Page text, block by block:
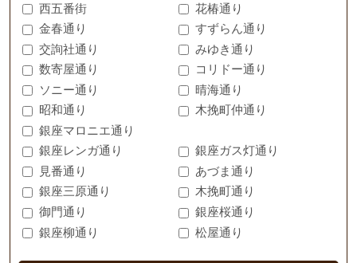
西五番街
花椿通り
金春通り
すずらん通り
交詢社通り
みゆき通り
数寄屋通り
コリドー通り
ソニー通り
晴海通り
昭和通り
木挽町仲通り
銀座マロニエ通り
銀座レンガ通り
銀座ガス灯通り
見番通り
あづま通り
銀座三原通り
木挽町通り
御門通り
銀座桜通り
銀座柳通り
松屋通り